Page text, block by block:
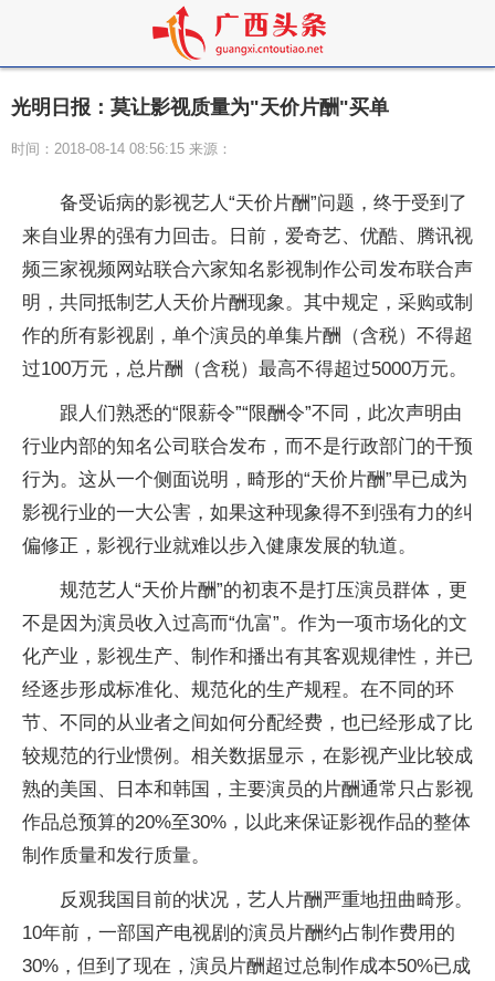
光明日报：莫让影视质量为"天价片酬"买单
时间：2018-08-14 08:56:15 来源：
备受诟病的影视艺人“天价片酬”问题，终于受到了
来自业界的强有力回击。日前，爱奇艺、优酷、腾讯视
频三家视频网站联合六家知名影视制作公司发布联合声
明，共同抵制艺人天价片酬现象。其中规定，采购或制
作的所有影视剧，单个演员的单集片酬（含税）不得超
过100万元，总片酬（含税）最高不得超过5000万元。
跟人们熟悉的“限薪令”“限酬令”不同，此次声明由
行业内部的知名公司联合发布，而不是行政部门的干预
行为。这从一个侧面说明，畸形的“天价片酬”早已成为
影视行业的一大公害，如果这种现象得不到强有力的纠
偏修正，影视行业就难以步入健康发展的轨道。
规范艺人“天价片酬”的初衷不是打压演员群体，更
不是因为演员收入过高而“仇富”。作为一项市场化的文
化产业，影视生产、制作和播出有其客观规律性，并已
经逐步形成标准化、规范化的生产规程。在不同的环
节、不同的从业者之间如何分配经费，也已经形成了比
较规范的行业惯例。相关数据显示，在影视产业比较成
熟的美国、日本和韩国，主要演员的片酬通常只占影视
作品总预算的20%至30%，以此来保证影视作品的整体
制作质量和发行质量。
反观我国目前的状况，艺人片酬严重地扭曲畸形。
10年前，一部国产电视剧的演员片酬约占制作费用的
30%，但到了现在，演员片酬超过总制作成本50%已成